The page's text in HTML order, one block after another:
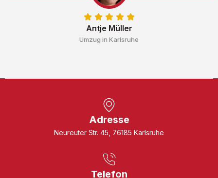
Antje Müller
Umzug in Karlsruhe
Adresse
Neureuter Str. 45, 76185 Karlsruhe
Telefon